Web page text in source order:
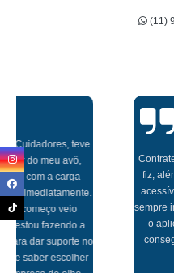
(11)
Sarah
Contratei a Home Cisne Azul
fiz, além de ter profissionais
acessível, a equipe é bem
sempre interagiam com jogos e
o aplicativo que eles
conseguisse trabalhar
boas mão.